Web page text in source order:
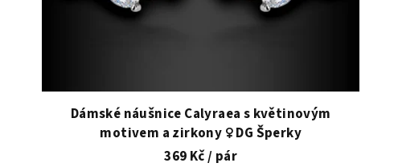
Dámské náušnice Calyraea s květinovým
motivem a zirkony ♀️ DG Šperky
369 Kč/ pár